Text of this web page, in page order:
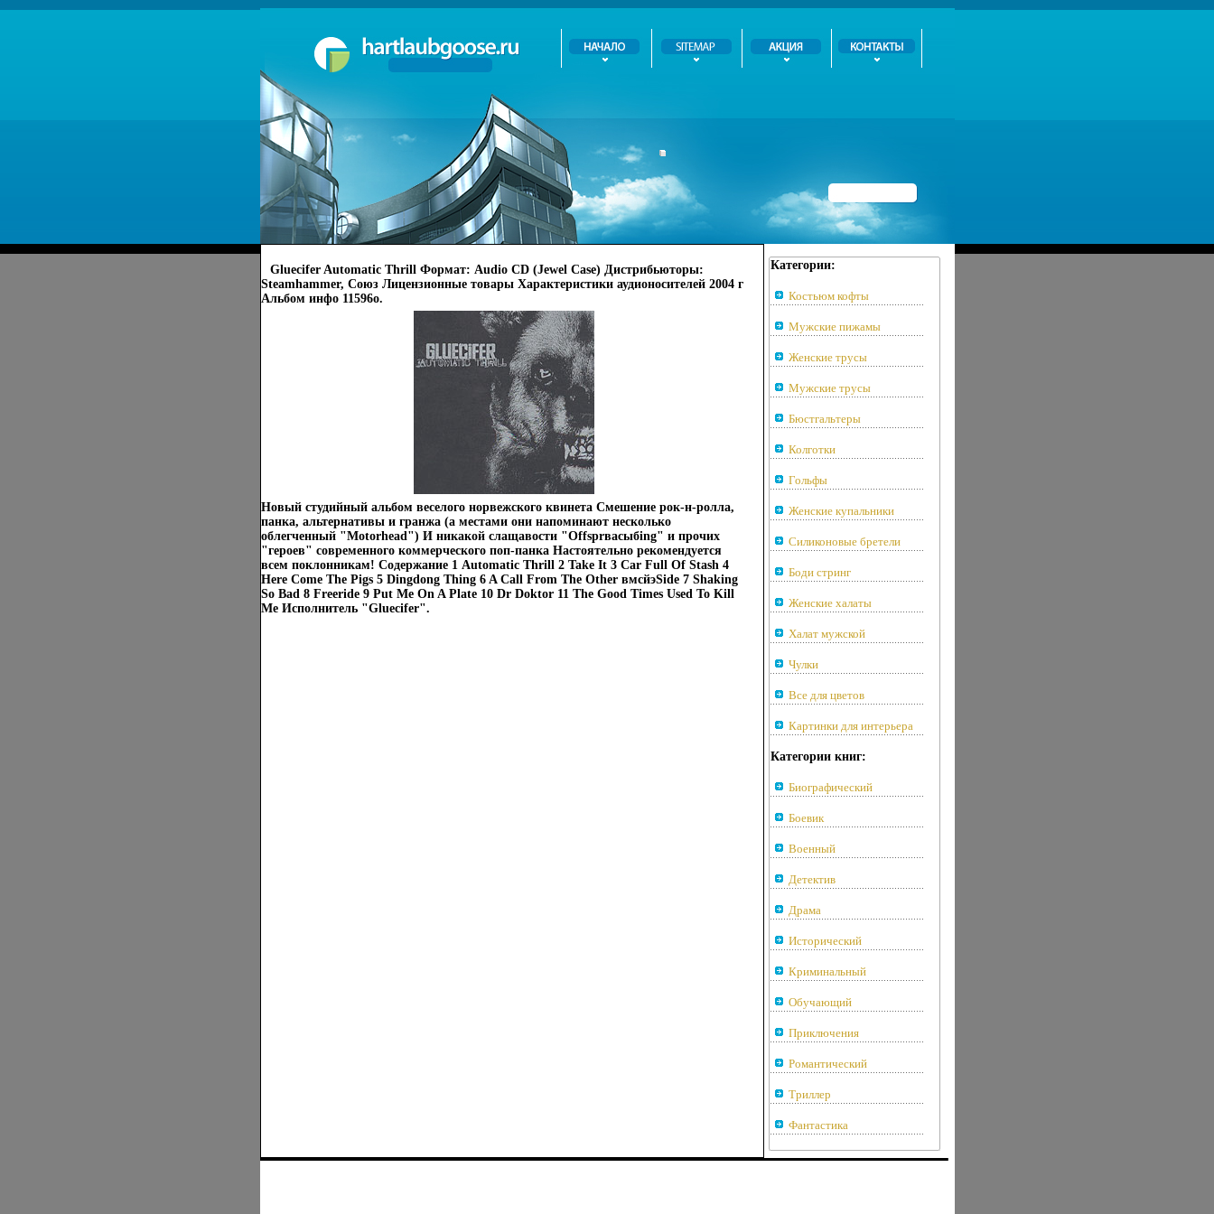
Gluecifer Automatic Thrill Формат: Audio CD (Jewel Case) Дистрибьюторы:
Steamhammer, Союз Лицензионные товары Характеристики аудионосителей 2004 г
Альбом инфо 11596o.
Новый студийный альбом веселого норвежского квинетa Смешение рок-н-ролла,
панка, альтернативы и гранжа (а местами они напоминают несколько
облегченный "Motorhead") И никакой слащавости "Offsprвасыбing" и прочих
"героев" современного коммерческого поп-панка Настоятельно рекомендуется
всем поклонникам! Содержание 1 Automatic Thrill 2 Take It 3 Car Full Of Stash 4
Here Come The Pigs 5 Dingdong Thing 6 A Call From The Other вмсйэSide 7 Shaking
So Bad 8 Freeride 9 Put Me On A Plate 10 Dr Doktor 11 The Good Times Used To Kill
Me Исполнитель "Gluecifer".
Категории:
Костьюм кофты
Мужские пижамы
Женские трусы
Мужские трусы
Бюстгальтеры
Колготки
Гольфы
Женские купальники
Силиконовые бретели
Боди стринг
Женские халаты
Халат мужской
Чулки
Все для цветов
Картинки для интерьера
Категории книг:
Биографический
Боевик
Военный
Детектив
Драма
Исторический
Криминальный
Обучающий
Приключения
Романтический
Триллер
Фантастика